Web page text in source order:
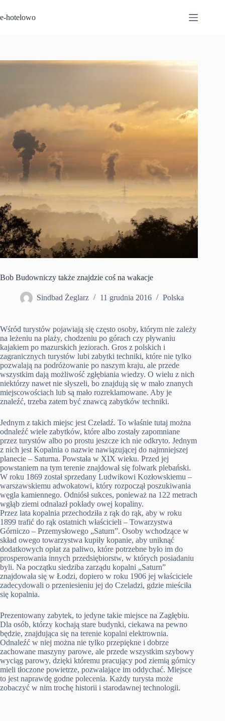
do
treści
e-hotelowo
Bob Budowniczy także znajdzie coś na wakacje
Sindbad Żeglarz 11 grudnia 2016 Polska
Wśród turystów pojawiają się często osoby, którym nie zależy
na leżeniu na plaży, chodzeniu po górach czy pływaniu
kajakiem po mazurskich jeziorach. Gros z polskich i
zagranicznych turystów lubi zabytki techniki, które nie tylko
pozwalają na podróżowanie po naszym kraju, ale przede
wszystkim dają możliwość zgłębiania wiedzy. O wielu z nich
niektórzy nawet nie słyszeli, bo znajdują się w mało znanych
miejscowościach lub są mało rozreklamowane. Aby je
znaleźć, trzeba zatem być znawcą zabytków techniki.
Jednym z takich miejsc jest Czeladź. To właśnie tutaj można
odnaleźć wiele zabytków, które albo zostały zapomniane
przez turystów albo po prostu jeszcze ich nie odkryto. Jednym
z nich jest Kopalnia o nazwie nawiązującej do najmniejszej
planecie – Saturna. Powstała w XIX wieku. Przed jej
powstaniem na tym terenie znajdował się folwark plebański.
W roku 1869 został sprzedany Ludwikowi Kozłowskiemu –
warszawskiemu adwokatowi, który rozpoczął poszukiwania
węgla kamiennego. Odniósł sukces, ponieważ na 122 metrach
wgłąb ziemi odnalazł pokłady owej kopaliny.
Przez lata kopalnia przechodziła z rąk do rąk, aby w roku
1899 trafić do rąk ostatnich właścicieli – Towarzystwa
Górniczo – Przemysłowego „Saturn”. Osoby wchodzące w
skład owego towarzystwa kupiły kopanie, aby uniknąć
dodatkowych opłat za paliwo, które potrzebne było im do
prosperowania innych przedsiębiorstw, w których posiadaniu
byli. Na początku siedziba zarządu kopalni „Saturn”
znajdowała się w Łodzi, dopiero w roku 1906 jej właściciele
zadecydowali o przeniesieniu jej do Czeladzi, gdzie mieściła
się kopalnia.
Prezentowany zabytek, to jedyne takie miejsce na Zagłębiu.
Dla osób, którzy kochają stare budynki, ciekawa na pewno
będzie, znajdująca się na terenie kopalni elektrownia.
Odnaleźć w niej można nie tylko przepiękne i dobrze
zachowane maszyny parowe, ale przede wszystkim szybowy
wyciąg parowy, dzięki któremu pracujący pod ziemią górnicy
mieli tłoczone powietrze, pozwalające im oddychać. Miejsce
to jest naprawdę godne polecenia. Każdy turysta może
zobaczyć w nim trochę historii i starodawnej technologii.